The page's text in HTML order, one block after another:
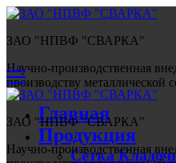
ЗАО "НПВФ "СВАРКА"
Научно-производственная
производству металлической
Главная
Продукция
Сетка
ЗАО "НПВФ "СВАРКА"
Научно-производственная